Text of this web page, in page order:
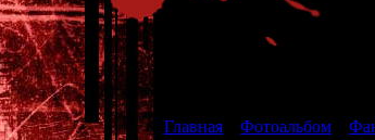
Главная Фотоальбом